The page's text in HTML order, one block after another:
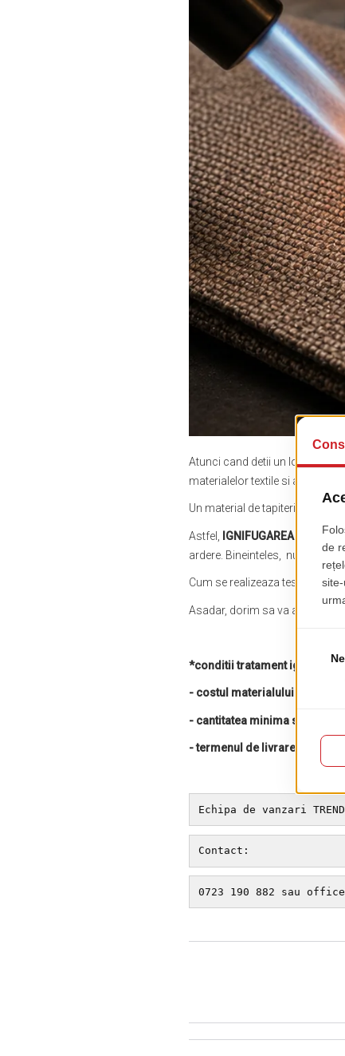
Atunci cand detii un local, cel
materialelor textile si al lemnului.
Un material de tapiterie ignifug
Astfel, IGNIFUGAREA
este
ardere. Bineinteles, nu
Cum se realizeaza testul de
Asadar, dorim sa va aducem
*conditii tratament ignifug la
- costul materialului este cu
- cantitatea minima solicitata
- termenul de livrare creste
Echipa de vanzari
Contact:
0723 190 882 sau